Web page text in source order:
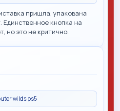
пришла, упакована
Единственное кнопка на
но это не критично.
wilds ps5